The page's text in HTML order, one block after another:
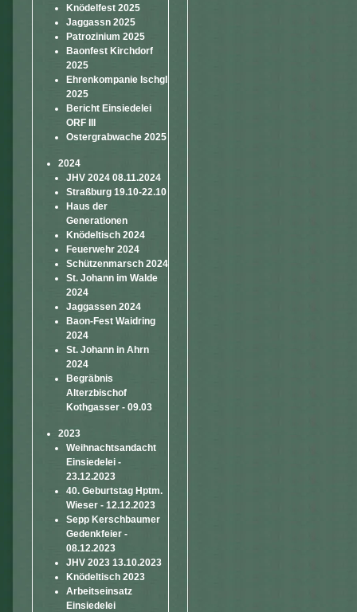
Knödelfest 2025
Jaggassn 2025
Patrozinium 2025
Baonfest Kirchdorf
2025
Ehrenkompanie Ischgl
2025
Bericht Einsiedelei
ORF III
Ostergrabwache 2025
2024
JHV 2024 08.11.2024
Straßburg 19.10-22.10
Haus der
Generationen
Knödeltisch 2024
Feuerwehr 2024
Schützenmarsch 2024
St. Johann im Walde
2024
Jaggassen 2024
Baon-Fest Waidring
2024
St. Johann in Ahrn
2024
Begräbnis
Alterzbischof
Kothgasser - 09.03
2023
Weihnachtsandacht
Einsiedelei -
23.12.2023
40. Geburtstag Hptm.
Wieser - 12.12.2023
Sepp Kerschbaumer
Gedenkfeier -
08.12.2023
JHV 2023 13.10.2023
Knödeltisch 2023
Arbeitseinsatz
Einsiedelei